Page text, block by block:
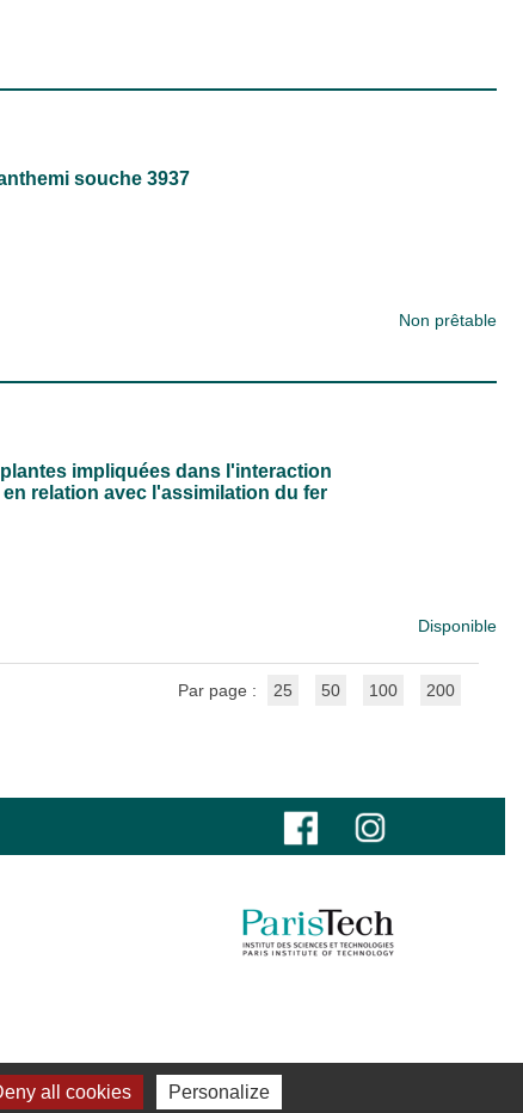
souche 3937
Non prêtable
impliquées dans l'interaction
relation avec l'assimilation du fer
Disponible
Par page : 25 50 100 200
all cookies Personalize